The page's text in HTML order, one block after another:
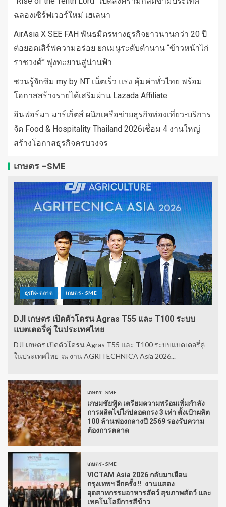
ฉลองเซิร์ฟเวอร์ใหม่ เฮเลนา
AirAsia X SEE FAH พันธมิตรทางธุรกิจยาวนานกว่า 20 ปี
ต่อยอดเสิร์ฟความอร่อย ยกเมนูระดับตำนาน “ข้าวหน้าไก่
ราชวงศ์” พุ่งทะยานสู่น่านฟ้า
ชวนรู้จักซิม my by NT เน็ตเร็ว แรง คุ้มค่าทั่วไทย พร้อม
โอกาสสร้างรายได้เสริมผ่าน Lazada Affiliate
อินฟอร์มา มาร์เก็ตส์ ผนึกเครือข่ายธุรกิจท่องเที่ยว-บริการ
จัด Food & Hospitality Thailand 2026เชื่อม 4 งานใหญ่
สร้างโอกาสธุรกิจครบวงจร
เกษตร -SME
ธุรกิจ-ตลาด เกษตร - SME
DJI เกษตร เปิดตัวโดรน Agras T55 และ T100 ระบบ
แบตเตอรี่คู่ ในประเทศไทย
DJI เกษตร เปิดตัวโดรน Agras T55 และ T100 ระบบแบตเตอรี่คู่
ในประเทศไทย ณ งาน AGRITECHNICA Asia 2026...
เกษตร - SME
เกษมชัยฟู้ด เตรียมความพร้อมเพิ่มกำลัง
การผลิตไข่ไก่ปลอดกรง 3 เท่า ตั้งเป้าผลิต
100 ล้านฟองกลางปี 2569 รองรับความ
ต้องการตลาด
เกษตร - SME
VICTAM Asia 2026 กลับมาเยือน
กรุงเทพฯ อีกครั้ง !! งานแสดง
อุตสาหกรรมอาหารสัตว์ สุขภาพสัตว์ และ
เทคโนโลยีการสีข้าว